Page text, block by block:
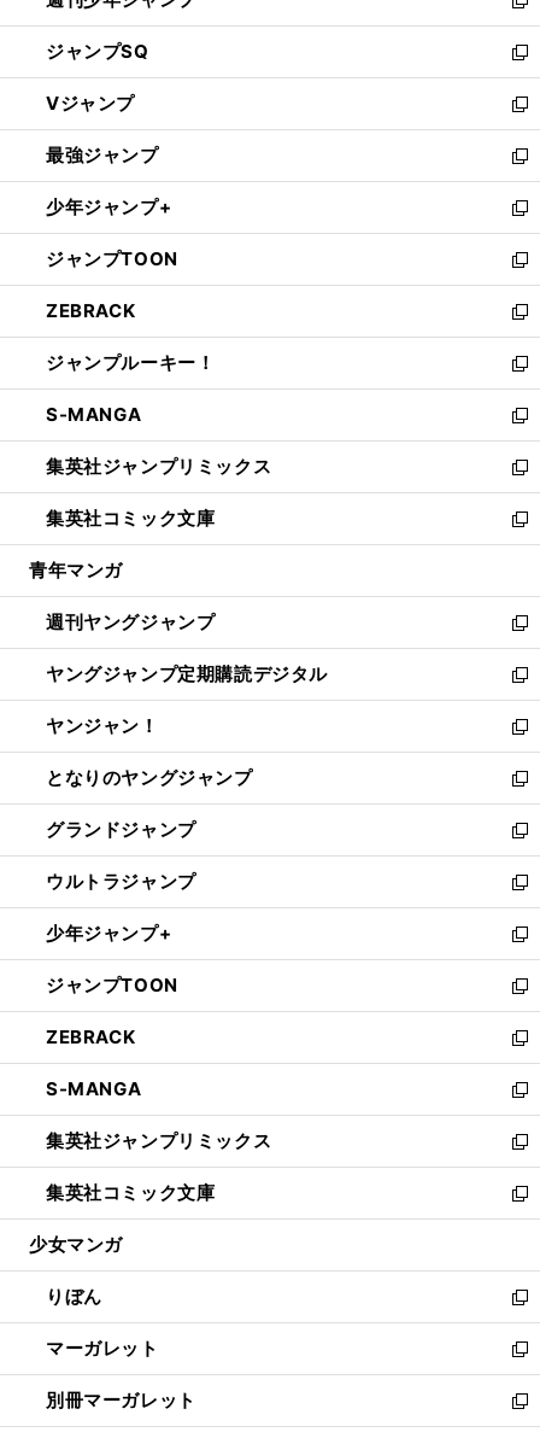
新
し
い
ウ
ィ
ン
ド
ウ
で
開
く
ジャンプSQ
新
し
い
ウ
ィ
ン
ド
ウ
で
開
く
Vジャンプ
新
し
い
ウ
ィ
ン
ド
ウ
で
開
く
最強ジャンプ
新
し
い
ウ
ィ
ン
ド
ウ
で
開
く
少年ジャンプ+
新
し
い
ウ
ィ
ン
ド
ウ
で
開
く
ジャンプTOON
新
し
い
ウ
ィ
ン
ド
ウ
で
開
く
ZEBRACK
新
し
い
ウ
ィ
ン
ド
ウ
で
開
ジャンプルーキー！
新
し
い
ウ
ィ
ン
ド
ウ
開
く
S-MANGA
新
し
い
ウ
ィ
ン
ウ
で
開
く
集英社ジャンプリミックス
新
し
い
ウ
ン
ド
ウ
で
開
く
集英社コミック文庫
新
し
ウ
ィ
ン
ド
ウ
で
開
く
青年マンガ
週刊ヤングジャンプ
新
し
い
ウ
ィ
ン
ド
ウ
で
開
く
ヤングジャンプ定期購読デジタル
新
し
い
ウ
ィ
ン
ド
ウ
で
開
く
ヤンジャン！
新
し
い
ウ
ィ
ン
ド
ウ
で
開
く
となりのヤングジャンプ
新
し
い
ウ
ィ
ン
ド
ウ
で
開
く
グランドジャンプ
新
し
い
ウ
ィ
ン
ド
ウ
で
開
く
ウルトラジャンプ
新
し
い
ウ
ィ
ン
ド
ウ
で
開
く
少年ジャンプ+
新
し
い
ウ
ィ
ン
ド
ウ
で
開
く
ジャンプTOON
新
し
い
ウ
ィ
ン
ド
ウ
で
開
ZEBRACK
新
し
い
ウ
ィ
ン
ド
ウ
開
く
S-MANGA
新
し
い
ウ
ィ
ン
ウ
で
開
く
集英社ジャンプリミックス
新
し
い
ウ
ン
ド
ウ
で
開
く
集英社コミック文庫
新
し
ウ
ィ
ン
ド
ウ
で
開
少女マンガ
りぼん
新
し
い
ウ
ィ
ン
マーガレット
新
し
い
ウ
別冊マーガレット
新
し